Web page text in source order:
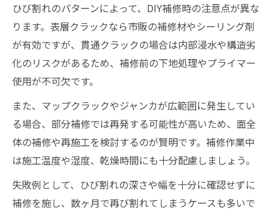
ひび割れのパターンによって、DIY補修時の注意点が異な
ります。表層クラックなら市販の補修材やシーリング剤
が有効ですが、貫通クラックの場合は内部浸水や構造劣
化のリスクがあるため、補修前の下地処理やプライマー
使用が不可欠です。
また、マップクラックやジャンカが広範囲に発生してい
る場合、部分補修では再発する可能性が高いため、面全
体の補修や再施工を検討するのが賢明です。補修作業中
は施工温度や湿度、乾燥時間にも十分配慮しましょう。
失敗例として、ひび割れの深さや幅を十分に確認せずに
補修を施し、数ヶ月で再び割れてしまうケースも多いで